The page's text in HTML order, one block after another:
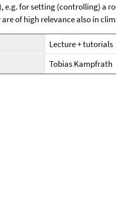
e.g. for setting (controlling) a
are of high relevance also in
Lecture + tutorials
Tobias Kampfrath